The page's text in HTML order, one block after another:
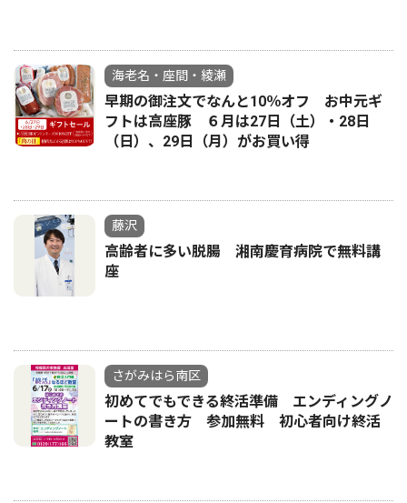
海老名・座間・綾瀬
早期の御注文でなんと10％オフ お中元ギ
フトは高座豚 ６月は27日（土）・28日
（日）、29日（月）がお買い得
藤沢
高齢者に多い脱腸 湘南慶育病院で無料講
座
さがみはら南区
初めてでもできる終活準備 エンディングノ
ートの書き方 参加無料 初心者向け終活
教室